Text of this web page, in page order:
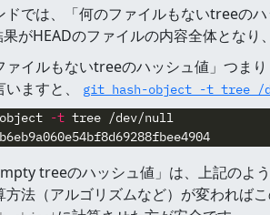
ドでは、「何のファイルもないtreeの
がHEADのファイルの内容全体となり
ァイルもないtreeのハッシュ値」つま
ますと、
git hash-object -t tree /
-t tree /dev/null
treeのハッシュ値」は、上記のよ
方法（アルゴリズムなど）が変われば